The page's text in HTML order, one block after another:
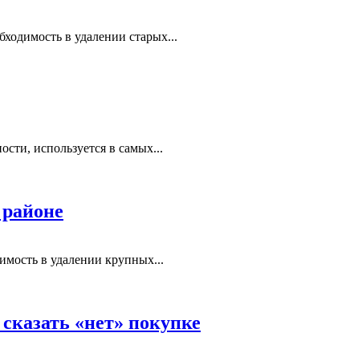
в удалении старых...
используется в самых...
в удалении крупных...
«нет» покупке